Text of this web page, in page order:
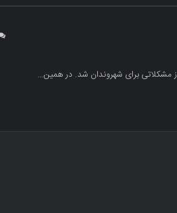
مشکلاتی برای شهروندان شد. در همین…